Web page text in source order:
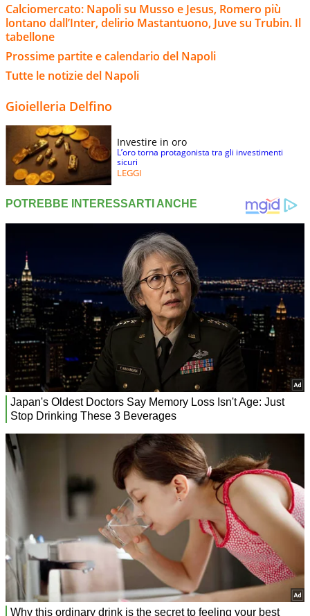
Calciomercato: Napoli su Musso e Jesus, Romero più
lontano dall’Inter, delirio Mastantuono, Juve su Trubin. Il
tabellone
Prossime partite e calendario del Napoli
Tutte le notizie del Napoli
Gioielleria Delfino
Investire in oro
L’oro torna protagonista tra gli investimenti
sicuri
LEGGI